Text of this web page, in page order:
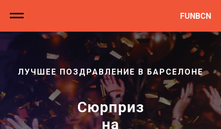
FUNBCN
ЛУЧШЕЕ ПОЗДРАВЛЕНИЕ В БАРСЕЛОНЕ
Сюрприз
на